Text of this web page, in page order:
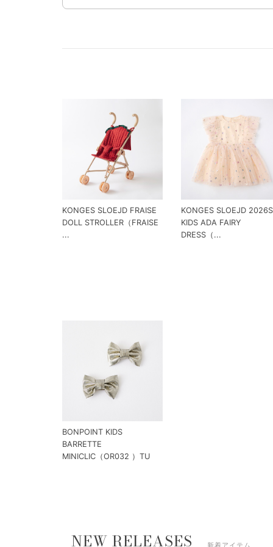
KONGES SLOEJD FRAISE
DOLL STROLLER（FRAISE
...
KONGES SLOEJD
KIDS ADA FAIRY
DRESS（...
BONPOINT KIDS
BARRETTE
MINICLIC（OR032 ）TU
NEW RELEASES 新着アイテム